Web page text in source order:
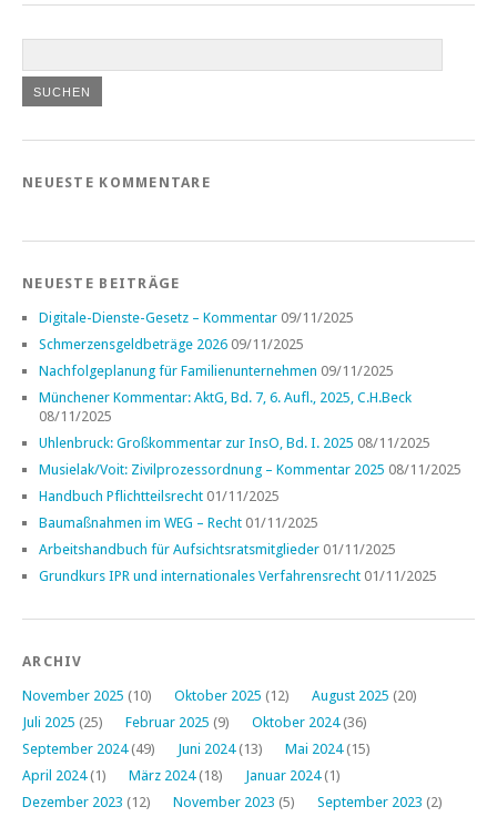
NEUESTE KOMMENTARE
NEUESTE BEITRÄGE
Digitale-Dienste-Gesetz – Kommentar 09/11/2025
Schmerzensgeldbeträge 2026 09/11/2025
Nachfolgeplanung für Familienunternehmen 09/11/2025
Münchener Kommentar: AktG, Bd. 7, 6. Aufl., 2025, C.H.Beck
08/11/2025
Uhlenbruck: Großkommentar zur InsO, Bd. I. 2025 08/11/2025
Musielak/Voit: Zivilprozessordnung – Kommentar 2025 08/11/2025
Handbuch Pflichtteilsrecht 01/11/2025
Baumaßnahmen im WEG – Recht 01/11/2025
Arbeitshandbuch für Aufsichtsratsmitglieder 01/11/2025
Grundkurs IPR und internationales Verfahrensrecht 01/11/2025
ARCHIV
November 2025 (10) Oktober 2025 (12) August 2025 (20)
Juli 2025 (25) Februar 2025 (9) Oktober 2024(36)
September 2024(49) Juni 2024(13) Mai 2024(15)
April 2024(1) März 2024(18) Januar 2024(1)
Dezember 2023 (12) November 2023 (5) September 2023 (2)